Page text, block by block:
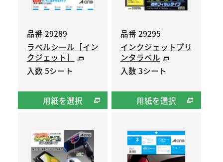
品番 29289
ラベルシール［イン
クジェット］
入数 5シート
用紙を選択
品番 29295
インクジェットプリ
ンタラベル
入数 3シート
用紙を選択